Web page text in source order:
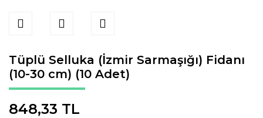
Tüplü Selluka (İzmir Sarmaşığı) Fidanı
(10-30 cm) (10 Adet)
848,33 TL